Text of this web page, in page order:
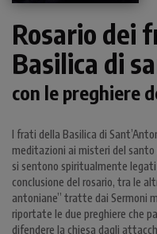
Rosario dei
Basilica di
con le preghiere
I frati della Basilica di
meditazioni ai misteri del
si sentono spiritualmente legati
conclusione del rosario, tra le
antoniane” tratte dai Sermoni
riportate le due preghiere che
difendere la chiesa dagli